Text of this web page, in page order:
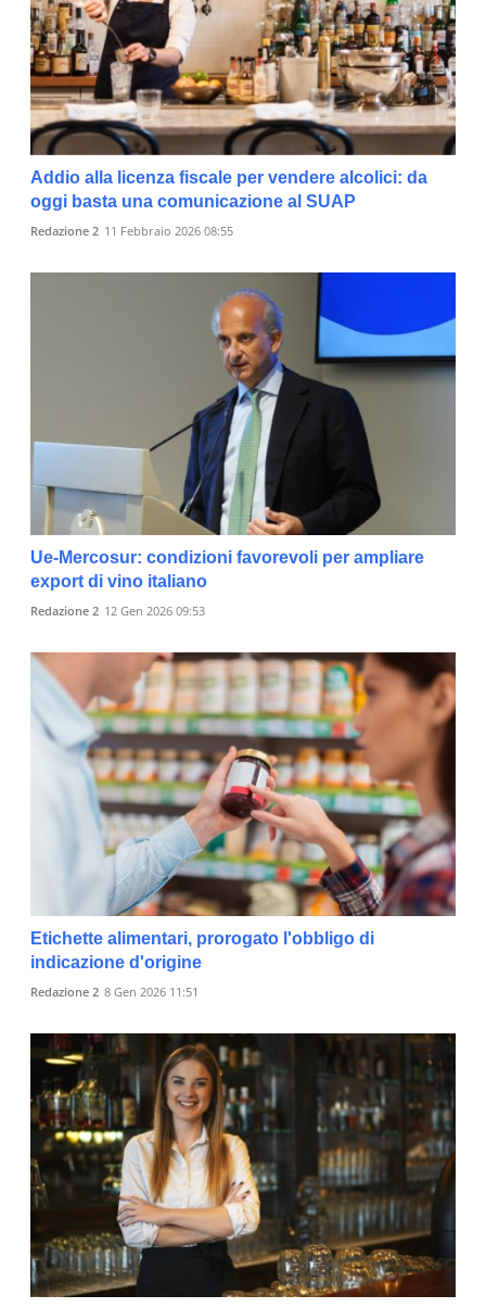
Addio alla licenza fiscale per vendere alcolici: da
oggi basta una comunicazione al SUAP
Redazione 2 11 Febbraio 2026 08:55
Ue-Mercosur: condizioni favorevoli per ampliare
export di vino italiano
Redazione 2 12 Gen 2026 09:53
Etichette alimentari, prorogato l'obbligo di
indicazione d'origine
Redazione 2 8 Gen 2026 11:51